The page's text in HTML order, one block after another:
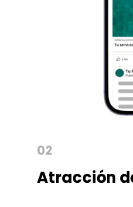
02
Atracción